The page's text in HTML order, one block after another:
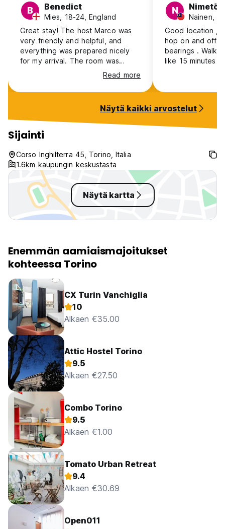
B Benedict
Mies, 18-24, England
Great stay! The host Marco was
very friendly and helpful, and
everything was prepared nicely
for my arrival. The room was
lovely and I was provided with a
modern private bathroom with
great facilities. Would highly
Read more
N Nimetön
Nainen,
Good location ,
hop on and off bus to get my
bearings .
like 15 minutes .
Näytä kaikki arvostelut
Sijainti
Corso Inghilterra 45, Torino, Italia
1.6km kaupungin keskustasta
Näytä kartta
Enemmän aamiaismajoitukset
kohteessa Torino
CX Turin Vanchiglia
10
Alkaen €35.00
Attic Hostel Torino
9.5
Alkaen €27.50
Combo Torino
9.5
Alkaen €1.00
Tomato Urban Retreat
9.4
Alkaen €30.69
Open011